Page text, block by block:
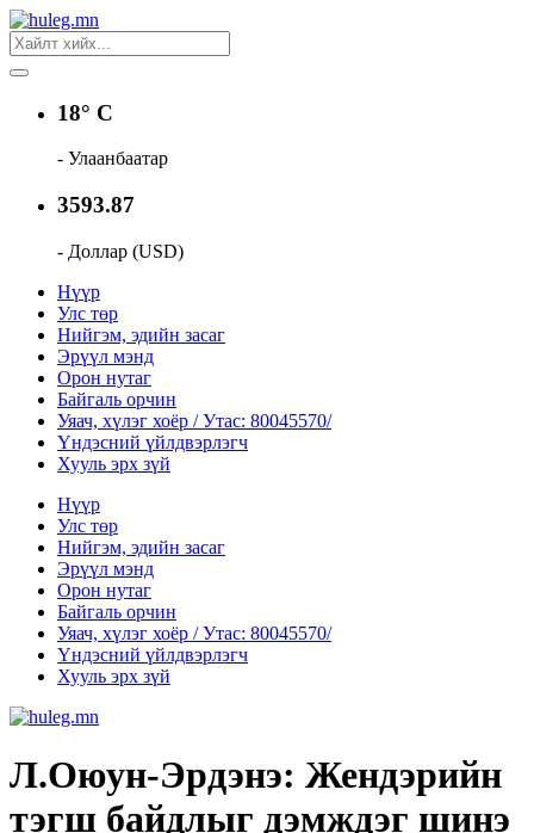
18° C
- Улаанбаатар
3593.87
- Доллар (USD)
Нүүр
Улс төр
Нийгэм, эдийн засаг
Эрүүл мэнд
Орон нутаг
Байгаль орчин
Уяач, хүлэг хоёр / Утас: 80045570/
Үндэсний үйлдвэрлэгч
Хууль эрх зүй
Нүүр
Улс төр
Нийгэм, эдийн засаг
Эрүүл мэнд
Орон нутаг
Байгаль орчин
Уяач, хүлэг хоёр / Утас: 80045570/
Үндэсний үйлдвэрлэгч
Хууль эрх зүй
Л.Оюун-Эрдэнэ: Жендэрийн
тэгш байдлыг дэмждэг шинэ